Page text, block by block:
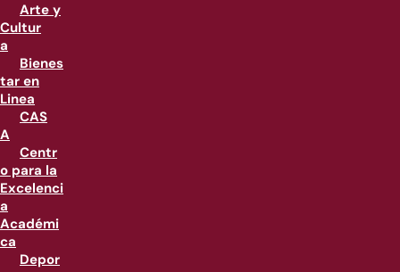
Arte y
Cultur
a
Bienes
tar en
Linea
CAS
A
Centr
o para la
Excelenci
a
Académi
ca
Depor